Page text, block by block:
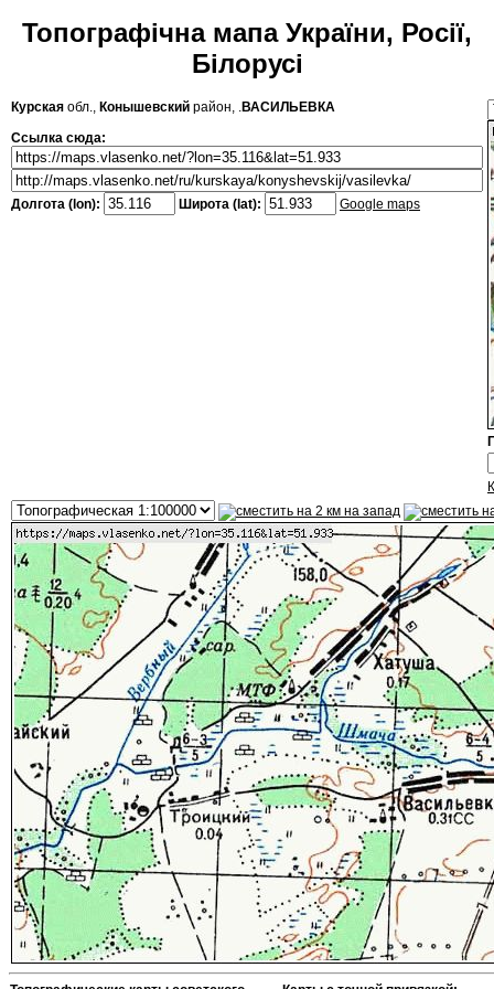
Топографічна мапа України, Росії,
Білорусі
Курская обл., Конышевский район, .ВАСИЛЬЕВКА
Ссылка сюда:
Долгота (lon): Широта (lat): Google maps